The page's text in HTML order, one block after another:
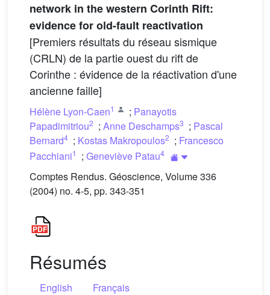
network in the western Corinth Rift:
evidence for old-fault reactivation
[Premiers résultats du réseau sismique
(CRLN) de la partie ouest du rift de
Corinthe : évidence de la réactivation d'une
ancienne faille]
Hélène Lyon-Caen1 ; Panayotis
Papadimitriou2 ; Anne Deschamps3 ; Pascal
Bernard4 ; Kostas Makropoulos2 ; Francesco
Pacchiani1 ; Geneviève Patau4
Comptes Rendus. Géoscience, Volume 336
(2004) no. 4-5, pp. 343-351
Résumés
English
Français